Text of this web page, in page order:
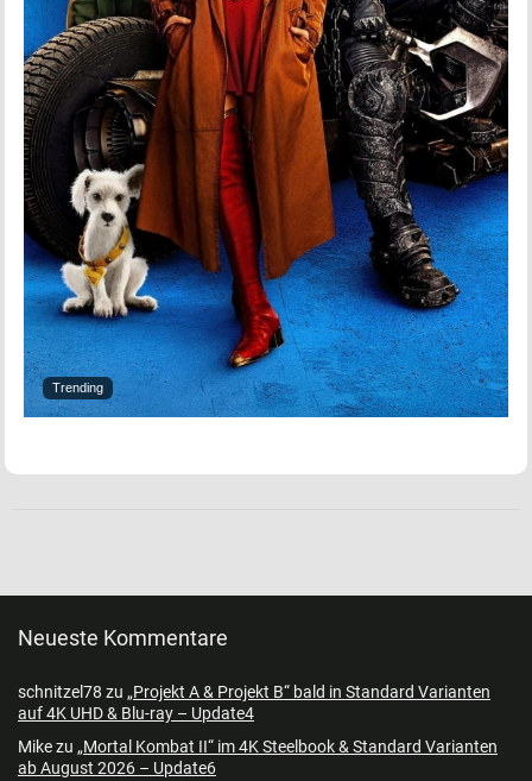
Trending
Neueste Kommentare
schnitzel78 zu „Projekt A & Projekt B“ bald in Standard Varianten
auf 4K UHD & Blu-ray – Update4
Mikezu „Mortal Kombat II“ im 4K Steelbook & Standard Varianten
ab August 2026 – Update6